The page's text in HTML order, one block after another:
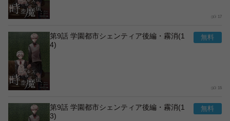
17
第9話 学園都市シェンティア後編・霧消(1
4)
15
第9話 学園都市シェンティア後編・霧消(1
3)